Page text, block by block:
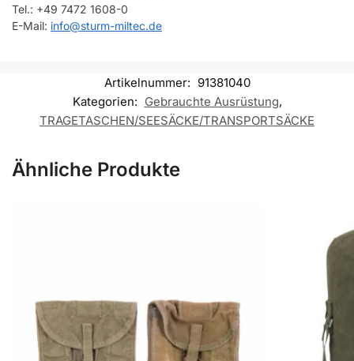
Tel.: +49 7472 1608-0
E-Mail: info@sturm-miltec.de
Artikelnummer: 91381040
Kategorien: Gebrauchte Ausrüstung,
TRAGETASCHEN/SEESÄCKE/TRANSPORTSÄCKE
Ähnliche Produkte